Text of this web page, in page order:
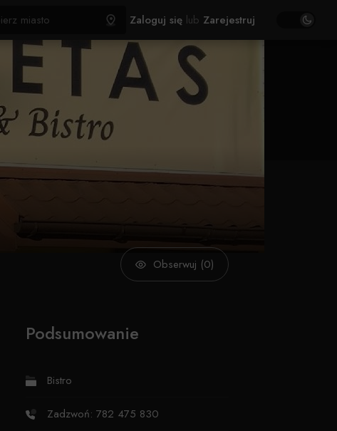
Zaloguj się lub Zarejestruj
Obserwuj (0)
Podsumowanie
Bistro
Zadzwoń: 782 475 830